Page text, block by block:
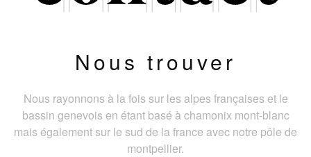
Nous trouver
Nous rayonnons à la fois sur les alpes françaises et le
bassin genevois en étant basé à chamonix mont-blanc
mais également sur le sud de la france avec notre pôle de
montpellier.